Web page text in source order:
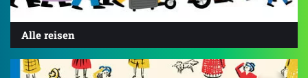
Alle reisen